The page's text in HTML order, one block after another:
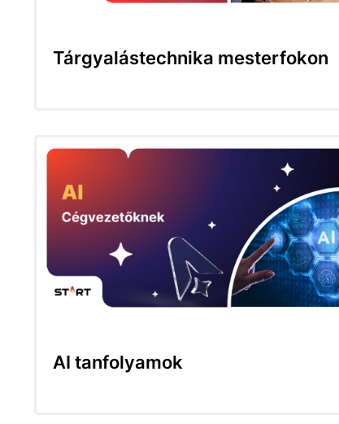
Tárgyalástechnika mesterfokon
AI tanfolyamok